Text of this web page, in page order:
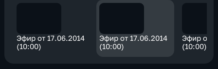
Эфир от 17.06.2014
(10:00)
Эфир от 17.06.2014
(10:00)
Эфир от
(10:00)